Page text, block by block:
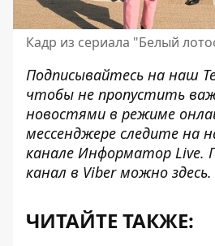
Кадр из сериала "Белый
Подписывайтесь на наш
чтобы не пропустить
новостями в режиме
мессенджере следите на
канале Информатор Live.
канал в Viber можно здесь.
ЧИТАЙТЕ ТАКЖЕ: